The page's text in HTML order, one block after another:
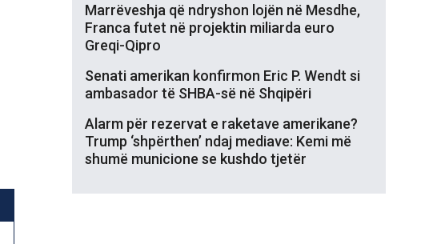
Marrëveshja që ndryshon lojën në Mesdhe,
Franca futet në projektin miliarda euro
Greqi-Qipro
Senati amerikan konfirmon Eric P. Wendt si
ambasador të SHBA-së në Shqipëri
Alarm për rezervat e raketave amerikane?
Trump ‘shpërthen’ ndaj mediave: Kemi më
shumë municione se kushdo tjetër